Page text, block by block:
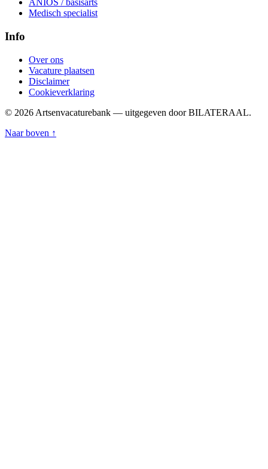
ANIOS / basisarts
Medisch specialist
Info
Over ons
Vacature plaatsen
Disclaimer
Cookieverklaring
© 2026 Artsenvacaturebank — uitgegeven door BILATERAAL.
Naar boven ↑